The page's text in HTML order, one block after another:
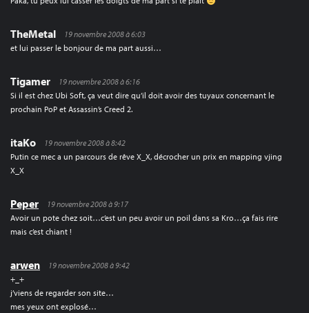
TheMetal
19 novembre 2008 à 6:03
et lui passer le bonjour de ma part aussi…
Tigamer
19 novembre 2008 à 6:16
Si il est chez Ubi Soft, ça veut dire qu’il doit avoir des tuyaux concernant le
prochain PoP et Assassin’s Creed 2.
itaKo
19 novembre 2008 à 8:42
Putin ce mec a un parcours de rêve X_X, décrocher un prix en mapping vjing
X_X
Peper
19 novembre 2008 à 9:17
Avoir un pote chez soit…c’est un peu avoir un poil dans sa Kro…ça fais rire
mais c’est chiant !
arwen
19 novembre 2008 à 9:42
+_+
j’viens de regarder son site…
mes yeux ont explosé…